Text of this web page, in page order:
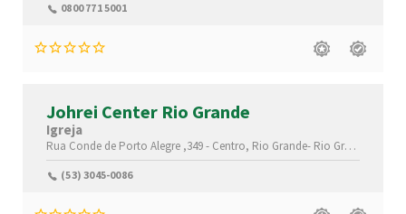
0800 771 5001
Johrei Center Rio Grande
Igreja
Rua Conde de Porto Alegre ,349 - Centro, Rio Grande- Rio Grande do Sul(RS)
(53) 3045-0086